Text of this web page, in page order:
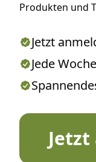
Produkten und
Jetzt
Jede